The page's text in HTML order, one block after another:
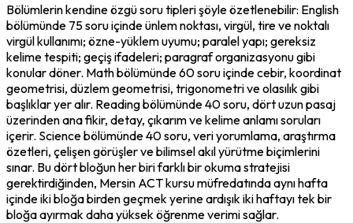
Bölümlerin kendine özgü soru tipleri şöyle özetlenebilir: English
bölümünde 75 soru içinde ünlem noktası, virgül, tire ve noktalı
virgül kullanımı; özne-yüklem uyumu; paralel yapı; gereksiz
kelime tespiti; geçiş ifadeleri; paragraf organizasyonu gibi
konular döner. Math bölümünde 60 soru içinde cebir, koordinat
geometrisi, düzlem geometrisi, trigonometri ve olasılık gibi
başlıklar yer alır. Reading bölümünde 40 soru, dört uzun pasaj
üzerinden ana fikir, detay, çıkarım ve kelime anlamı soruları
içerir. Science bölümünde 40 soru, veri yorumlama, araştırma
özetleri, çelişen görüşler ve bilimsel akıl yürütme biçimlerini
sınar. Bu dört bloğun her biri farklı bir okuma stratejisi
gerektirdiğinden, Mersin ACT kursu müfredatında aynı hafta
içinde iki bloğa birden geçmek yerine ardışık iki haftayı tek bir
bloğa ayırmak daha yüksek öğrenme verimi sağlar.